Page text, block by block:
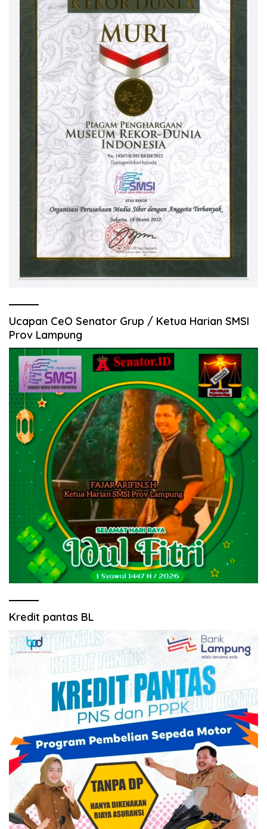
Ucapan CeO Senator Grup / Ketua Harian SMSI
Prov Lampung
Kredit pantas BL